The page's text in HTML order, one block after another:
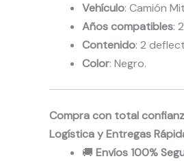
Vehículo: Camión
Años compatibles:
Contenido: 2
Color: Negro.
Compra con total
Logística y Entregas
🚚 Envíos 100%